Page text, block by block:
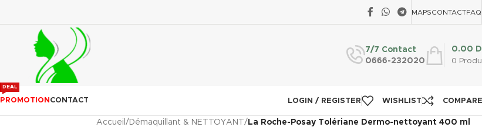
MAPSCONTACTFAQ
7/7 Contact
0666-232020
0
0.00
PROMOTION
DEAL
CONTACT LOGIN / REGISTER WISHLIST
Accueil / Démaquillant & NETTOYANT / La Roche-Posay Tolériane Dermo-nettoyant 400 ml